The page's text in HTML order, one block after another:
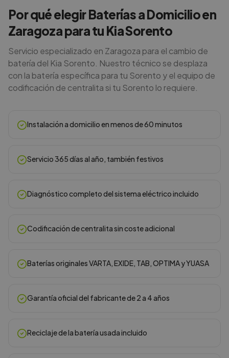
Por qué elegir Baterías a Domicilio en
Zaragoza para tu Kia Sorento
Servicio especializado en Zaragoza para el cambio de
batería del Kia Sorento. Nuestro técnico se desplaza
con la batería específica para tu Sorento y el equipo de
codificación de centralita si tu Sorento lo requiere.
Instalación a domicilio en menos de 60 minutos
Servicio 365 días al año, también festivos
Diagnóstico completo del sistema eléctrico incluido
Codificación de centralita sin coste adicional
Baterías originales VARTA, EXIDE, TAB, OPTIMA y YUASA
Garantía oficial del fabricante de 2 a 4 años
Reciclaje de la batería usada incluido